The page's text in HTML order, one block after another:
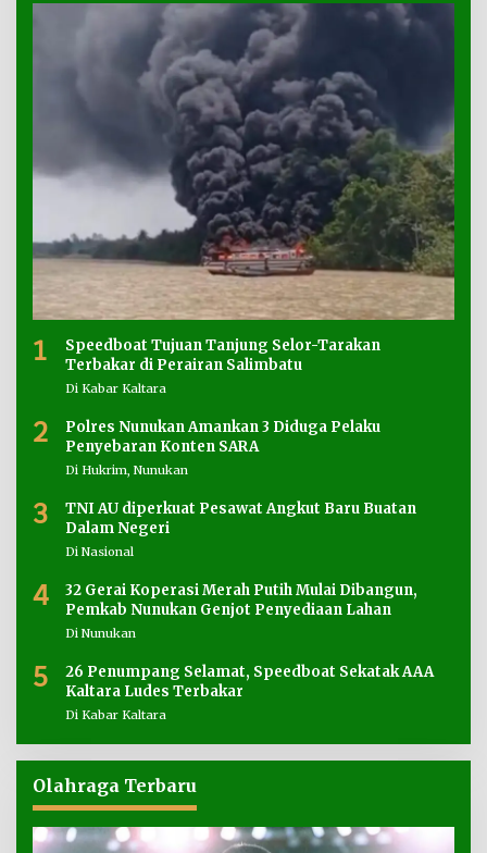
1
Speedboat Tujuan Tanjung Selor-Tarakan
Terbakar di Perairan Salimbatu
Di Kabar Kaltara
2
Polres Nunukan Amankan 3 Diduga Pelaku
Penyebaran Konten SARA
Di Hukrim, Nunukan
3
TNI AU diperkuat Pesawat Angkut Baru Buatan
Dalam Negeri
Di Nasional
4
32 Gerai Koperasi Merah Putih Mulai Dibangun,
Pemkab Nunukan Genjot Penyediaan Lahan
Di Nunukan
5
26 Penumpang Selamat, Speedboat Sekatak AAA
Kaltara Ludes Terbakar
Di Kabar Kaltara
Olahraga Terbaru